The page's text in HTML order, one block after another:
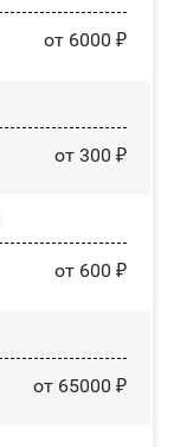
от 6000 ₽
от 300 ₽
от 600 ₽
от 65000 ₽